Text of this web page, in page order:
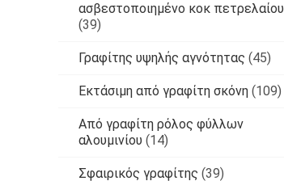
ασβεστοποιημένο κοκ πετρελαίου
(39)
Γραφίτης υψηλής αγνότητας (45)
Εκτάσιμη από γραφίτη σκόνη (109)
Από γραφίτη ρόλος φύλλων
αλουμινίου (14)
Σφαιρικός γραφίτης (39)